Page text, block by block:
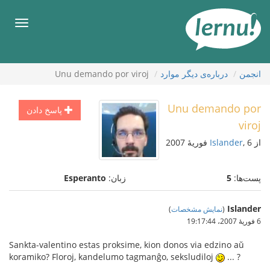
محتوا
انجمن درباره‌ی دیگر موارد Unu demando por viroj
پاسخ دادن
Unu demando por
viroj
از Islander, 6 فوریهٔ 2007
پست‌ها: 5 زبان: Esperanto
Islander
(نمایش مشخصات)
6 فوریهٔ 2007،‏ 19:17:44
Sankta-valentino estas proksime, kion donos via edzino aŭ
koramiko? Floroj, kandelumo tagmanĝo, seksludiloj
... ?